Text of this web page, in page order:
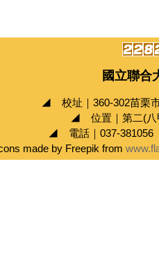
國立聯合
◢ 校址｜360-302苗栗
◢ 位置｜第二(八
◢ 電話｜037-
made by Freepik from